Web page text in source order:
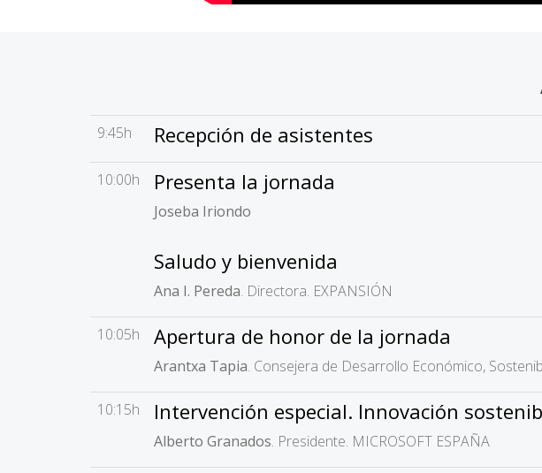
9:45h Recepción de asistentes
10:00h Presenta la jornada
Joseba Iriondo
Saludo y bienvenida
Ana I. Pereda. Directora. EXPANSIÓN
10:05h Apertura de honor de la jornada
Arantxa Tapia. Consejera de Desarrollo Económico,
10:15h Intervención especial. Innovación
Alberto Granados. Presidente. MICROSOFT ESPAÑA